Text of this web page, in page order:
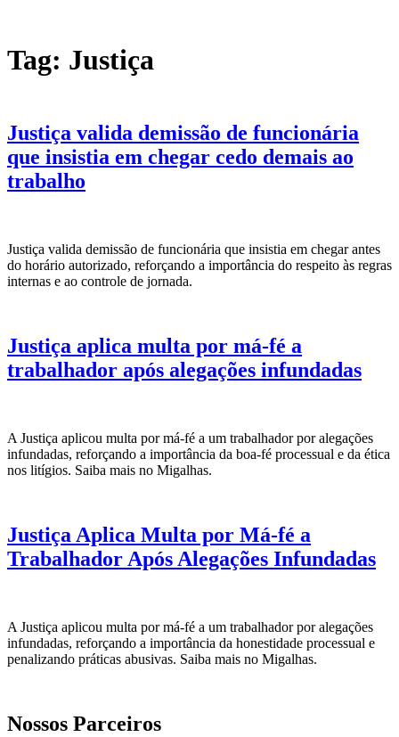
Tag: Justiça
Justiça valida demissão de funcionária
que insistia em chegar cedo demais ao
trabalho
Justiça valida demissão de funcionária que insistia em chegar antes
do horário autorizado, reforçando a importância do respeito às regras
internas e ao controle de jornada.
Justiça aplica multa por má-fé a
trabalhador após alegações infundadas
A Justiça aplicou multa por má-fé a um trabalhador por alegações
infundadas, reforçando a importância da boa-fé processual e da ética
nos litígios. Saiba mais no Migalhas.
Justiça Aplica Multa por Má-fé a
Trabalhador Após Alegações Infundadas
A Justiça aplicou multa por má-fé a um trabalhador por alegações
infundadas, reforçando a importância da honestidade processual e
penalizando práticas abusivas. Saiba mais no Migalhas.
Nossos Parceiros